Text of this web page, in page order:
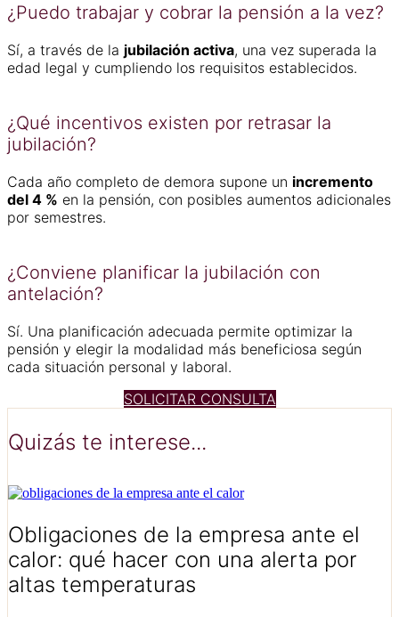
¿Puedo trabajar y cobrar la pensión a la vez?
Sí, a través de la jubilación activa, una vez superada la
edad legal y cumpliendo los requisitos establecidos.
¿Qué incentivos existen por retrasar la
jubilación?
Cada año completo de demora supone un incremento
del 4 % en la pensión, con posibles aumentos adicionales
por semestres.
¿Conviene planificar la jubilación con
antelación?
Sí. Una planificación adecuada permite optimizar la
pensión y elegir la modalidad más beneficiosa según
cada situación personal y laboral.
SOLICITAR CONSULTA
Quizás te interese...
Obligaciones de la empresa ante el
calor: qué hacer con una alerta por
altas temperaturas